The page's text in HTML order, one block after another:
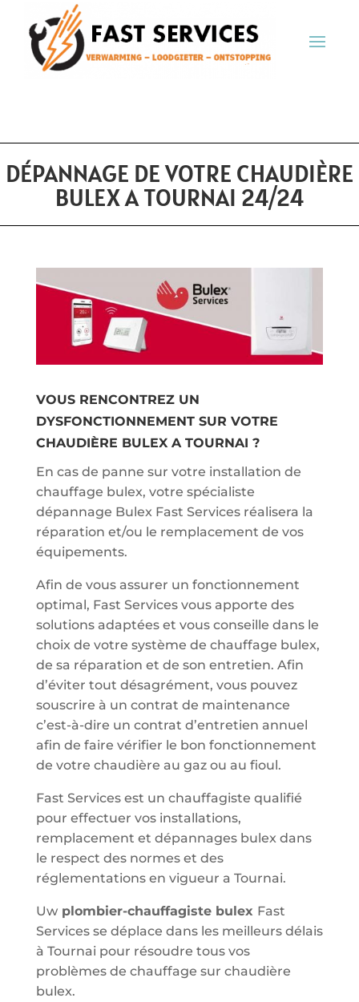
DÉPANNAGE DE VOTRE CHAUDIÈRE
BULEX A TOURNAI 24/24
VOUS RENCONTREZ UN
DYSFONCTIONNEMENT SUR VOTRE
CHAUDIÈRE BULEX A TOURNAI ?
En cas de panne sur votre installation de
chauffage bulex, votre spécialiste
dépannage Bulex Fast Services réalisera la
réparation et/ou le remplacement de vos
équipements.
Afin de vous assurer un fonctionnement
optimal, Fast Services vous apporte des
solutions adaptées et vous conseille dans le
choix de votre système de chauffage bulex,
de sa réparation et de son entretien. Afin
d’éviter tout désagrément, vous pouvez
souscrire à un contrat de maintenance
c’est-à-dire un contrat d’entretien annuel
afin de faire vérifier le bon fonctionnement
de votre chaudière au gaz ou au fioul.
Fast Services est un chauffagiste qualifié
pour effectuer vos installations,
remplacement et dépannages bulex dans
le respect des normes et des
réglementations en vigueur a Tournai.
Uwplombier-chauffagiste bulex Fast
Services se déplace dans les meilleurs délais
à Tournai pour résoudre tous vos
problèmes de chauffage sur chaudière
bulex.